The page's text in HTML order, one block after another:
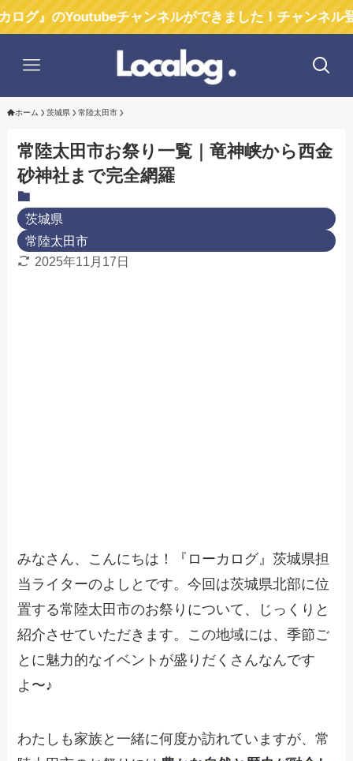
チャンネルができました！チャンネル登録お願い
ホーム 茨城県 常陸太田市
常陸太田市お祭り一覧｜竜神峡から西金
砂神社まで完全網羅
茨城県
常陸太田市
2025年11月17日
みなさん、こんにちは！『ローカログ』茨城県担
当ライターのよしとです。今回は茨城県北部に位
置する常陸太田市のお祭りについて、じっくりと
紹介させていただきます。この地域には、季節ご
とに魅力的なイベントが盛りだくさんなんです
よ〜♪
わたしも家族と一緒に何度か訪れていますが、常